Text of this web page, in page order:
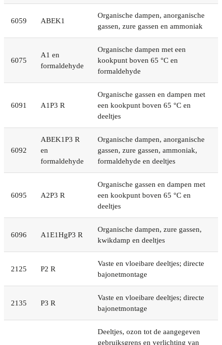
6059 ABEK1
Organische dampen, anorganische
gassen, zure gassen en ammoniak
6075
A1 en
formaldehyde
Organische dampen met een
kookpunt boven 65 °C en
formaldehyde
6091 A1P3 R
Organische gassen en dampen met
een kookpunt boven 65 °C en
deeltjes
6092
ABEK1P3 R
en
formaldehyde
Organische dampen, anorganische
gassen, zure gassen, ammoniak,
formaldehyde en deeltjes
6095 A2P3 R
Organische gassen en dampen met
een kookpunt boven 65 °C en
deeltjes
6096 A1E1HgP3 R
Organische dampen, zure gassen,
kwikdamp en deeltjes
2125 P2 R
Vaste en vloeibare deeltjes; directe
bajonetmontage
2135 P3 R
Vaste en vloeibare deeltjes; directe
bajonetmontage
Deeltjes, ozon tot de aangegeven
gebruiksgrens en verlichting van